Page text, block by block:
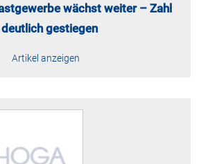
wächst weiter – Zahl
gestiegen
Artikel anzeigen